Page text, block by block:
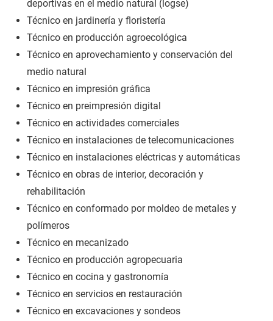
deportivas en el medio natural (logse)
Técnico en jardinería y floristería
Técnico en producción agroecológica
Técnico en aprovechamiento y conservación del
medio natural
Técnico en impresión gráfica
Técnico en preimpresión digital
Técnico en actividades comerciales
Técnico en instalaciones de telecomunicaciones
Técnico en instalaciones eléctricas y automáticas
Técnico en obras de interior, decoración y
rehabilitación
Técnico en conformado por moldeo de metales y
polímeros
Técnico en mecanizado
Técnico en producción agropecuaria
Técnico en cocina y gastronomía
Técnico en servicios en restauración
Técnico en excavaciones y sondeos